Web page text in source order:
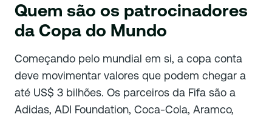
Quem são os patrocinadores
da Copa do Mundo
Começando pelo mundial em si, a copa conta
deve movimentar valores que podem chegar a
até US$ 3 bilhões. Os parceiros da Fifa são a
Adidas, ADI Foundation, Coca-Cola, Aramco,